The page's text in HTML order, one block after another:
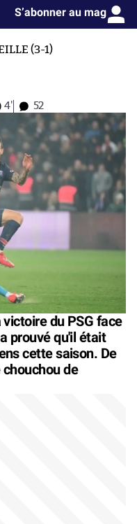
S’abonner au mag
(3-1)
4' 52
du PSG face
prouvé qu'il était
cette saison. De
de